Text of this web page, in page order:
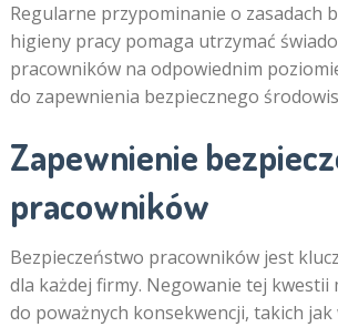
Regularne przypominanie o zasadach
higieny pracy pomaga utrzymać
pracowników na odpowiednim
do zapewnienia bezpiecznego
Zapewnienie
pracowników
Bezpieczeństwo pracowników jest
dla każdej firmy. Negowanie tej kwestii
do poważnych konsekwencji, takich